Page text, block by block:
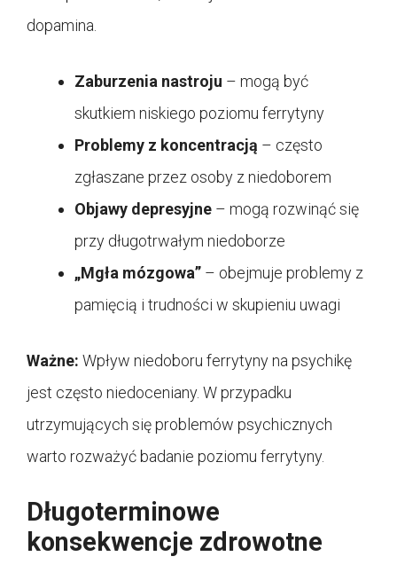
dopamina.
Zaburzenia nastroju – mogą być
skutkiem niskiego poziomu ferrytyny
Problemy z koncentracją – często
zgłaszane przez osoby z niedoborem
Objawy depresyjne – mogą rozwinąć się
przy długotrwałym niedoborze
„Mgła mózgowa” – obejmuje problemy z
pamięcią i trudności w skupieniu uwagi
Ważne: Wpływ niedoboru ferrytyny na psychikę
jest często niedoceniany. W przypadku
utrzymujących się problemów psychicznych
warto rozważyć badanie poziomu ferrytyny.
Długoterminowe
konsekwencje zdrowotne